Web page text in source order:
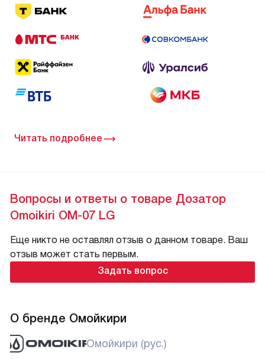
Читать подробнее
Вопросы и ответы о товаре Дозатор
Omoikiri OM-07 LG
Еще никто не оставлял отзыв о данном товаре. Ваш
отзыв может стать первым.
Задать вопрос
О бренде Омойкири
Омойкири (рус.)